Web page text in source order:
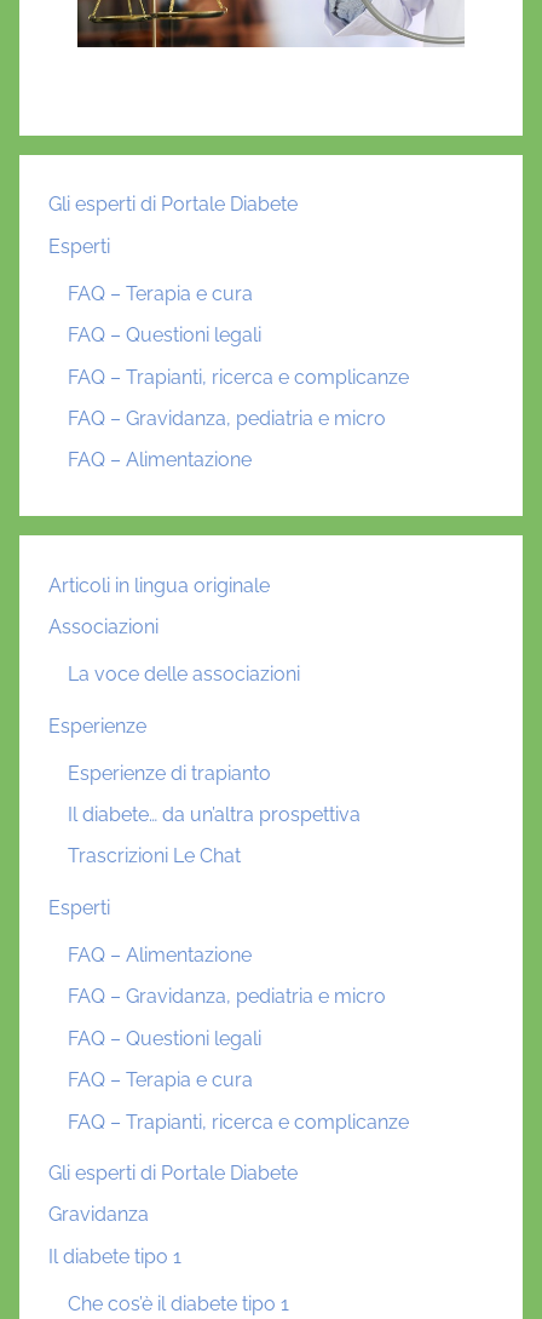
Gli esperti di Portale Diabete
Esperti
FAQ – Terapia e cura
FAQ – Questioni legali
FAQ – Trapianti, ricerca e complicanze
FAQ – Gravidanza, pediatria e micro
FAQ – Alimentazione
Articoli in lingua originale
Associazioni
La voce delle associazioni
Esperienze
Esperienze di trapianto
Il diabete… da un’altra prospettiva
Trascrizioni Le Chat
Esperti
FAQ – Alimentazione
FAQ – Gravidanza, pediatria e micro
FAQ – Questioni legali
FAQ – Terapia e cura
FAQ – Trapianti, ricerca e complicanze
Gli esperti di Portale Diabete
Gravidanza
Il diabete tipo 1
Che cos’è il diabete tipo 1